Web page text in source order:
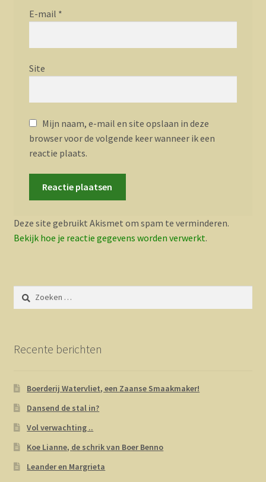
E-mail *
Site
Mijn naam, e-mail en site opslaan in deze
browser voor de volgende keer wanneer ik een
reactie plaats.
Deze site gebruikt Akismet om spam te verminderen.
Bekijk hoe je reactie gegevens worden verwerkt.
Zoeken
naar:
Recente berichten
Boerderij Watervliet, een Zaanse Smaakmaker!
Dansend de stal in?
Vol verwachting ..
Koe Lianne, de schrik van Boer Benno
Leander en Margrieta